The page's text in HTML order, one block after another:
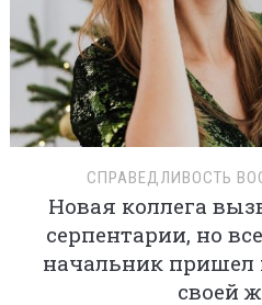
СПРАВЕДЛИВОСТЬ
Новая коллега
серпентарии, но
начальник пришел
своей